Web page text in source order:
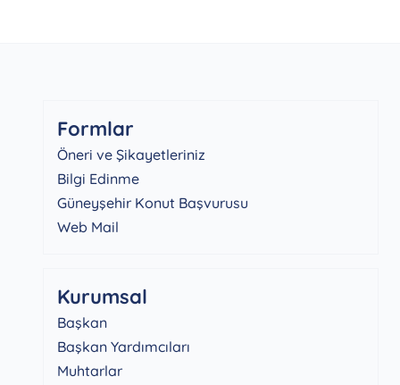
Formlar
Öneri ve Şikayetleriniz
Bilgi Edinme
Güneyşehir Konut Başvurusu
Web Mail
Kurumsal
Başkan
Başkan Yardımcıları
Muhtarlar